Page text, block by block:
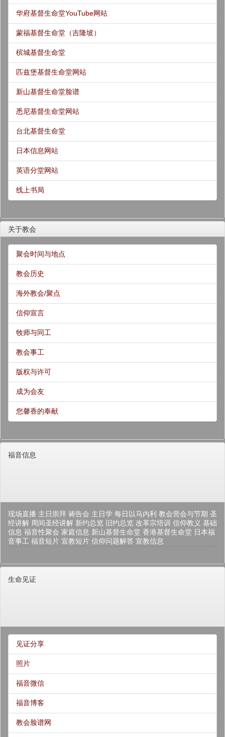
华府基督生命堂YouTube网站
蒙福基督生命堂（吉隆坡）
槟城基督生命堂
匹兹堡基督生命堂网站
新山基督生命堂脸谱
悉尼基督生命堂网站
台北基督生命堂
日本信息网站
英语分堂网站
线上书局
关于教会
聚会时间与地点
教会历史
海外教会/聚点
信仰宣言
牧师与同工
教会事工
版权与许可
成为会友
您馨香的奉献
福音信息
现场直播 主日崇拜 祷告会 主日学 每日以马内利 教会营会与节期 圣
经讲解 周间圣经讲解 新约总览 旧约总览 改革宗培训 信仰教义 基础
信息 福音性聚会 家庭信息 新山基督生命堂 香港基督生命堂 日本福
音事工 福音短片 宣教短片 信仰问题解答 宣教信息
生命见证
见证分享
照片
福音微信
福音博客
教会脸谱网